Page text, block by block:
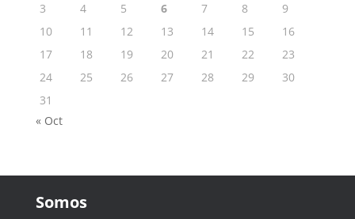
3
4 5 6 7 8
9
10
11 12 13 14 15
16
17
18 19 20 21 22
23
24
25 26 27 28 29
30
31
« Oct
Somos